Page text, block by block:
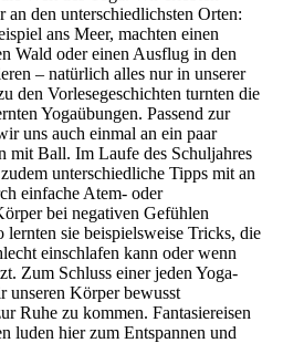
an den unterschiedlichsten Orten:
ans Meer, machten einen
Wald oder einen Ausflug in den
– natürlich alles nur in unserer
den Vorlesegeschichten turnten die
Yogaübungen. Passend zur
uns auch einmal an ein paar
mit Ball. Im Laufe des Schuljahres
unterschiedliche Tipps mit an
einfache Atem- oder
bei negativen Gefühlen
lernten sie beispielsweise Tricks, die
einschlafen kann oder wenn
Zum Schluss einer jeden Yoga-
unseren Körper bewusst
Ruhe zu kommen. Fantasiereisen
luden hier zum Entspannen und